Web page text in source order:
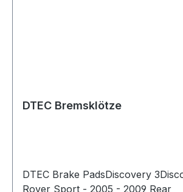
DTEC Bremsklötze
DTEC Brake PadsDiscovery
Rover Sport - 2005 - 2009 Rear